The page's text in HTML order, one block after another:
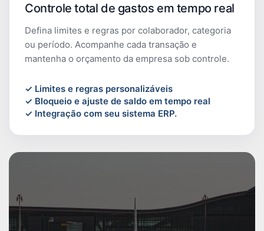
Controle total de gastos em tempo real
Defina limites e regras por colaborador, categoria
ou período. Acompanhe cada transação e
mantenha o orçamento da empresa sob controle.
✓ Limites e regras personalizáveis
✓ Bloqueio e ajuste de saldo em tempo real
✓ Integração com seu sistema ERP.